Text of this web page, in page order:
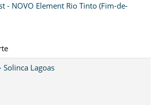
- NOVO Element Rio Tinto (Fim-de-
Solinca Lagoas